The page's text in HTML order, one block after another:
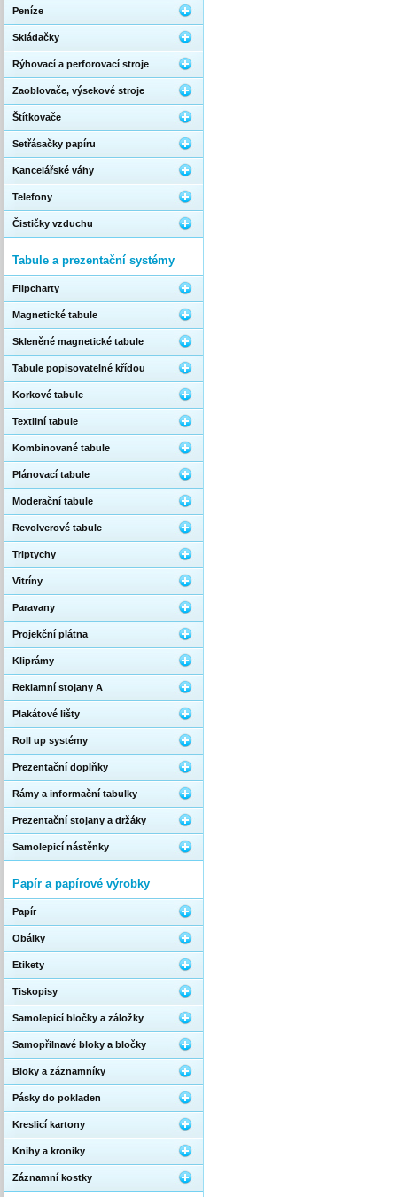
Peníze
Skládačky
Rýhovací a perforovací stroje
Zaoblovače, výsekové stroje
Štítkovače
Setřásačky papíru
Kancelářské váhy
Telefony
Čističky vzduchu
Tabule a prezentační systémy
Flipcharty
Magnetické tabule
Skleněné magnetické tabule
Tabule popisovatelné křídou
Korkové tabule
Textilní tabule
Kombinované tabule
Plánovací tabule
Moderační tabule
Revolverové tabule
Triptychy
Vitríny
Paravany
Projekční plátna
Kliprámy
Reklamní stojany A
Plakátové lišty
Roll up systémy
Prezentační doplňky
Rámy a informační tabulky
Prezentační stojany a držáky
Samolepicí nástěnky
Papír a papírové výrobky
Papír
Obálky
Etikety
Tiskopisy
Samolepicí bločky a záložky
Samopřilnavé bloky a bločky
Bloky a záznamníky
Pásky do pokladen
Kreslicí kartony
Knihy a kroniky
Záznamní kostky